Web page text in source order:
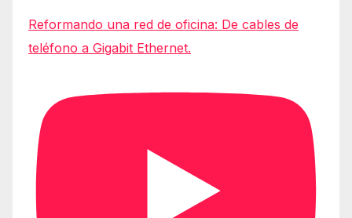
Reformando una red de oficina: De cables de
teléfono a Gigabit Ethernet.